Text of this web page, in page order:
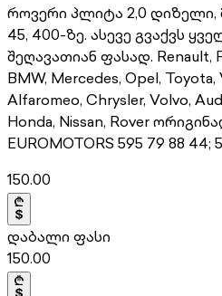
როვერი პლიტა 2,0 დიზელი, მიდის როვერი 200, 25,
45, 400-ზე. ასევე გვაქვს
შეღავათიან ფასად. Renault,
BMW, Mercedes, Opel, Toyota,
Alfaromeo, Chrysler, Volvo,
Honda, Nissan, Rover
EUROMOTORS 595 79 88 44;
150.00
დაბალი ფასი
150.00